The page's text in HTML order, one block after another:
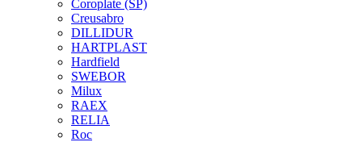
Coroplate (SP)
Creusabro
DILLIDUR
HARTPLAST
Hardfield
SWEBOR
Milux
RAEX
RELIA
Roc